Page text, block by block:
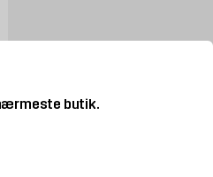
butik.